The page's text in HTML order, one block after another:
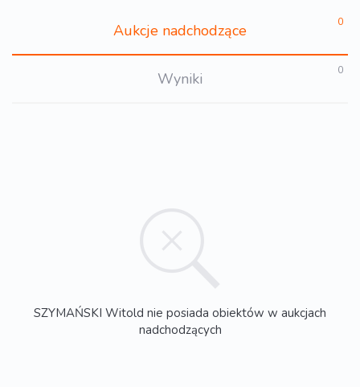
Aukcje nadchodzące 0
Wyniki 0
SZYMAŃSKI Witold nie posiada obiektów w aukcjach
nadchodzących